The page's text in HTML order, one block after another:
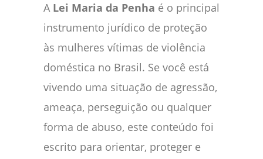
A Lei Maria da Penha é o principal
instrumento jurídico de proteção
às mulheres vítimas de violência
doméstica no Brasil. Se você está
vivendo uma situação de agressão,
ameaça, perseguição ou qualquer
forma de abuso, este conteúdo foi
escrito para orientar, proteger e